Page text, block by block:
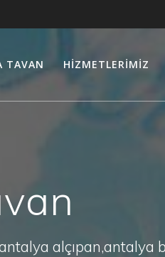
TAVAN HIZMETLERIMIZ
alçıpan,antalya